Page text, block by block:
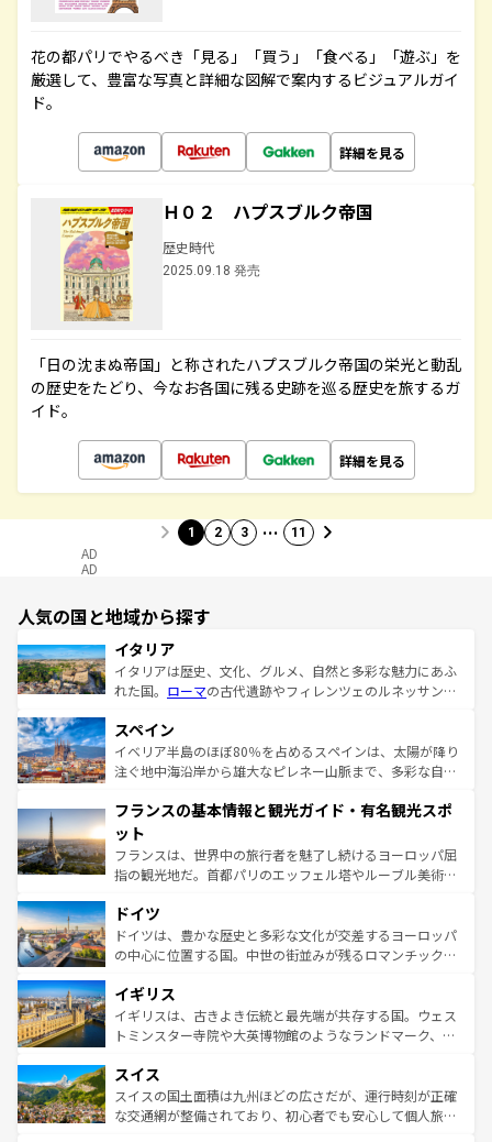
花の都パリでやるべき「見る」「買う」「食べる」「遊ぶ」を
厳選して、豊富な写真と詳細な図解で案内するビジュアルガイ
ド。
詳細を見る
Ｈ０２ ハプスブルク帝国
歴史時代
2025.09.18 発売
「日の沈まぬ帝国」と称されたハプスブルク帝国の栄光と動乱
の歴史をたどり、今なお各国に残る史跡を巡る歴史を旅するガ
イド。
詳細を見る
1 2 3 … 11
AD
AD
人気の国と地域から探す
イタリア
イタリアは歴史、文化、グルメ、自然と多彩な魅力にあふ
れた国。 ローマの古代遺跡やフィレンツェのルネッサンス
ろん、トスカーナの美しい田園風景やアマルフィ海岸の絶
景など、自然景観も見逃せない。観光の合間には、本場の
ピザやパスタなど、絶品のイタリア料理を堪能することも
ませてくれるイタリアで、忘れられない旅をしてみよう！
なお、新着のイタリア情報は
しい。
スペイン
イベリア半島のほぼ80％を占めるスペインは、太陽が降り
注ぐ地中海沿岸から雄大なピレネー山脈まで、多彩な自然
文化が根付くこの国では、情熱的なフラメンコ、熱気あふ
れる闘牛、そして美味しいタパスが生活の一部となってい
る。首都マドリードの洗練された雰囲気や、バルセロナの
アートに溢れた街角から、地方では古代ローマ遺跡や中世
せる。地方によって風土や気候が異なるスペインはその個
性で訪れる人を魅了する。 なお、新着のスペイン情報は コ
ンテンツ一覧を参照してほしい。
フランスの基本情報と観光ガイド・有名観光スポ
ット
フランスは、世界中の旅行者を魅了し続けるヨーロッパ屈
指の観光地だ。首都パリのエッフェル塔やルーブル美術館
で、幅広い魅力が詰まっている。華麗な宮殿、歴史的な大
聖堂、美しいビーチ、そして豊かな自然が、訪れる者を心
から魅了する。また、フランスは美食の国としても知ら
いる。シャンパンの発祥地であるランス、プロヴァンスの
香り高いラベンダー畑など、多彩な楽しみ方が可能だ。さ
らに、パリ以外の地域にも魅力が溢れており、どの街角に
れる地方に足を運ぶとそれぞれで全く異なる文化を体験で
きるだろう。 なお、新着のフランス情報はコンテンツ一覧
を参照してほしい。
ドイツ
ドイツは、豊かな歴史と多彩な文化が交差するヨーロッパ
の中心に位置する国。中世の街並みが残るロマンチック街
顔を持つこの国は、どこを歩いても飽きることがない。ベ
ルリンの文化的活気、バイエルン州のアルプスの絶景、そ
してライン川沿いのワイン畑といった風景は必見。ビール
は、お酒好きな人にはぜひ体験してほしい。 なお、新着の
ドイツ情報はコンテンツ一覧を参照してほしい。
イギリス
イギリスは、古きよき伝統と最先端が共存する国。ウェス
トミンスター寺院や大英博物館のようなランドマーク、歴
リアごとに異なる魅力がある。また、優雅なアフタヌーン
ティー、ビール好きにはたまらない英国パブ、サッカー観
戦など、本場だからこそできる体験も豊富。イギリスを旅
スイス
スイスの国土面積は九州ほどの広さだが、運行時刻が正確
な交通網が整備されており、初心者でも安心して個人旅行